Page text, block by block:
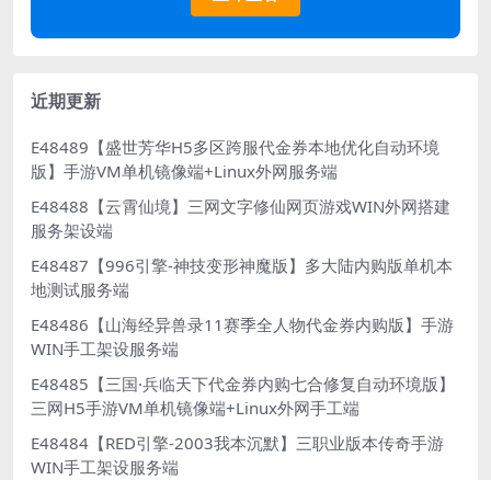
近期更新
E48489【盛世芳华H5多区跨服代金券本地优化自动环境
版】手游VM单机镜像端+Linux外网服务端
E48488【云霄仙境】三网文字修仙网页游戏WIN外网搭建
服务架设端
E48487【996引擎-神技变形神魔版】多大陆内购版单机本
地测试服务端
E48486【山海经异兽录11赛季全人物代金券内购版】手游
WIN手工架设服务端
E48485【三国·兵临天下代金券内购七合修复自动环境版】
三网H5手游VM单机镜像端+Linux外网手工端
E48484【RED引擎-2003我本沉默】三职业版本传奇手游
WIN手工架设服务端